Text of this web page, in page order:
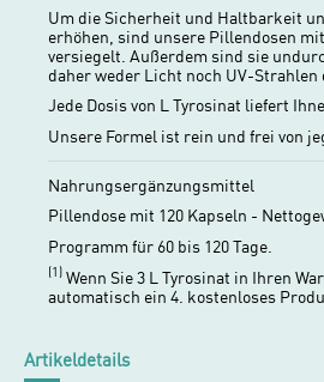
Um die Sicherheit und Haltbarkeit
erhöhen, sind unsere Pillendosen
versiegelt. Außerdem sind sie
daher weder Licht noch UV-Strahlen
Jede Dosis von L Tyrosinat liefert
Unsere Formel ist rein und frei von
Nahrungsergänzungsmittel
Pillendose mit 120 Kapseln -
Programm für 60 bis 120 Tage.
(1) Wenn Sie 3 L Tyrosinat in Ihren
automatisch ein 4. kostenloses
Artikeldetails